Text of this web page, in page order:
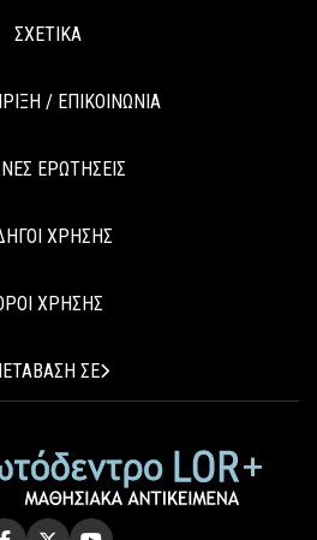
ΣΧΕΤΙΚΑ
/ ΕΠΙΚΟΙΝΩΝΙΑ
ΕΡΩΤΗΣΕΙΣ
ΧΡΗΣΗΣ
ΧΡΗΣΗΣ
ΣΕ